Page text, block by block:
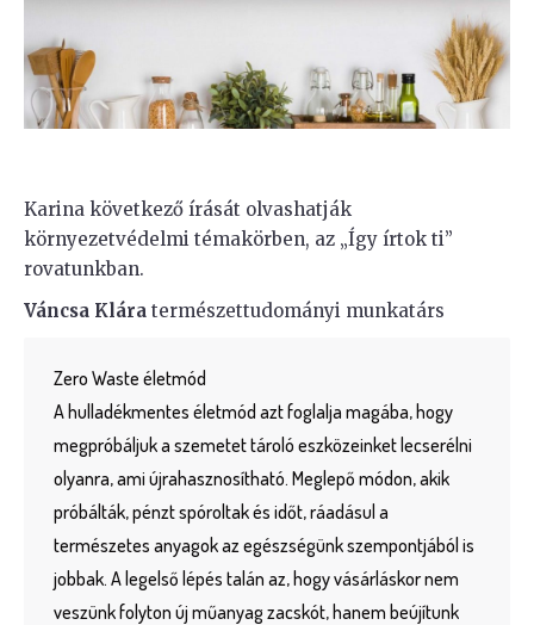
Karina következő írását olvashatják
környezetvédelmi témakörben, az „Így írtok ti”
rovatunkban.
Váncsa Klára természettudományi munkatárs
Zero Waste életmód
A hulladékmentes életmód azt foglalja magába, hogy
megpróbáljuk a szemetet tároló eszközeinket lecserélni
olyanra, ami újrahasznosítható. Meglepő módon, akik
próbálták, pénzt spóroltak és időt, ráadásul a
természetes anyagok az egészségünk szempontjából is
jobbak. A legelső lépés talán az, hogy vásárláskor nem
veszünk folyton új műanyag zacskót, hanem beújítunk